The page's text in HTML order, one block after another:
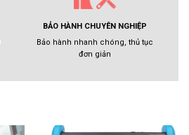
BẢO HÀNH CHUYÊN NGHIỆP
Bảo hành nhanh chóng, thủ tục
đơn giản